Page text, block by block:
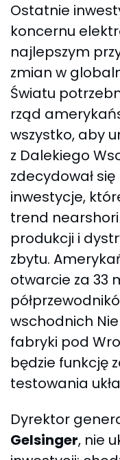
Ostatnie
koncernu
najlepszym
zmian w
Światu
rząd
wszystko, aby
z Dalekiego
zdecydował
inwestycje,
trend
produkcji i
zbytu.
otwarcie za 33
wschodnich
fabryki pod
będzie funkcję
testowania
Dyrektor
Gelsinger, nie